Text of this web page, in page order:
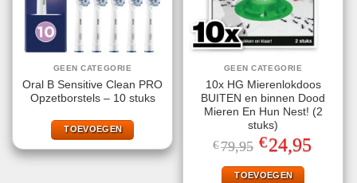
GEEN CATEGORIE
Oral B Sensitive Clean PRO
Opzetborstels – 10 stuks
TOEVOEGEN
GEEN CATEGORIE
10x HG Mierenlokdoos
BUITEN en binnen Dood
Mieren En Hun Nest! (2
stuks)
€79,95 Oorspronkelijke
prijs
was:
€79,95.
€24,95prijs
TOEVOEGEN